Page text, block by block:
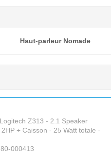
Haut-parleur Nomade
Z313 - 2.1 Speaker
+ Caisson - 25 Watt totale -
000413